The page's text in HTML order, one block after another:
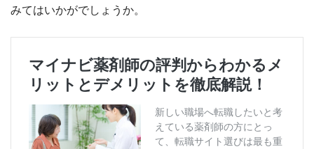
みてはいかがでしょうか。